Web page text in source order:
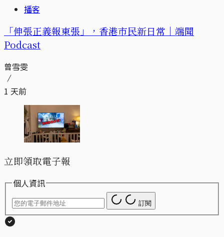
播客
「伸張正義報東張」，香港市民新日常｜端聞
Podcast
曾雪雯
1 天前
立即領取電子報
個人資訊
訂閱